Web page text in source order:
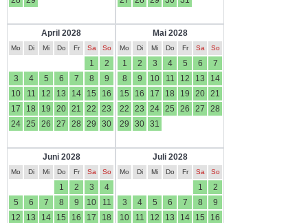
April 2028
Mo Di Mi Do Fr Sa So
1
2
3
4 5 6 7 8
9
10
11 12 13 14 15
16
17
18 19 20 21 22
23
24 25 26 27 28 29 30
Mai 2028
Mo Di Mi Do Fr Sa So
1 2 3 4 5 6
7
8
9 10 11 12 13
14
15
16 17 18 19 20 21
22
23 24 25 26 27
28
29
30 31
Juni 2028
Mo Di Mi Do Fr Sa So
1 2 3
4
5
6 7 8 9 10
11
12
13 14 15 16 17
18
Juli 2028
Mo Di Mi Do Fr Sa So
1
2
3
4 5 6 7 8
9
10
11 12 13 14 15
16